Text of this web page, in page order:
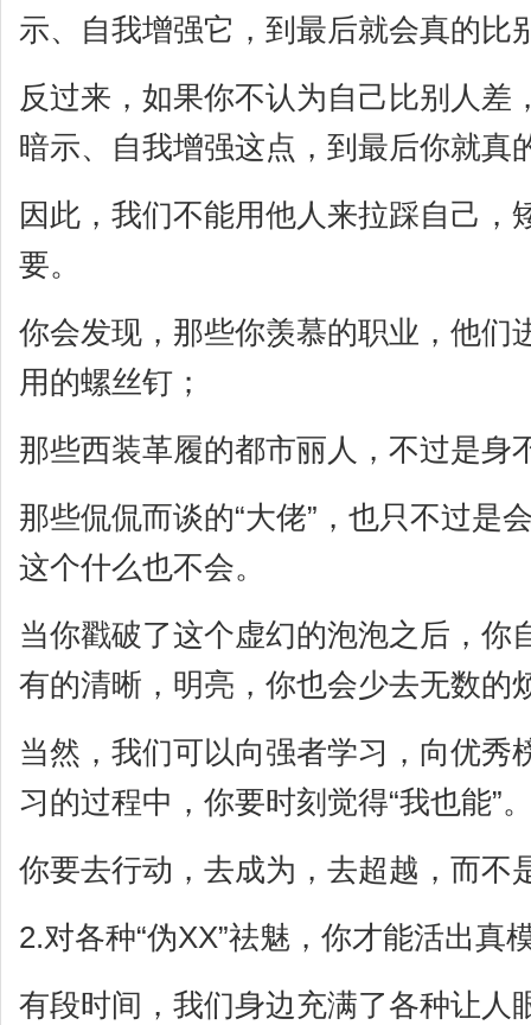
示、自我增强它，到最后就会真的比
反过来，如果你不认为自己比别人差
暗示、自我增强这点，到最后你就真
因此，我们不能用他人来拉踩自己，
要。
你会发现，那些你羡慕的职业，他们
用的螺丝钉；
那些西装革履的都市丽人，不过是身
那些侃侃而谈的“大佬”，也只不过是
这个什么也不会。
当你戳破了这个虚幻的泡泡之后，你
有的清晰，明亮，你也会少去无数的
当然，我们可以向强者学习，向优秀
习的过程中，你要时刻觉得“我也能”
你要去行动，去成为，去超越，而不
2.对各种“伪XX”祛魅，你才能活出真
有段时间，我们身边充满了各种让人